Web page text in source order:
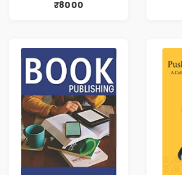
₹8000